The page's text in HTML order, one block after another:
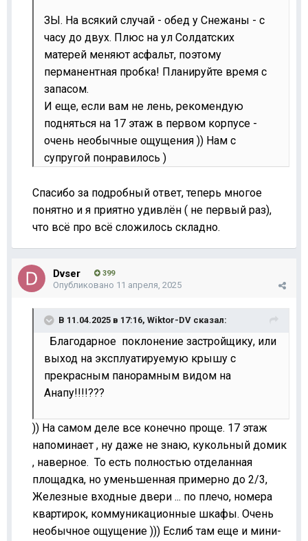
ЗЫ. На всякий случай - обед у Снежаны - с
часу до двух. Плюс на ул Солдатских
матерей меняют асфальт, поэтому
перманентная пробка! Планируйте время с
запасом.
И еще, если вам не лень, рекомендую
подняться на 17 этаж в первом корпусе -
очень необычные ощущения )) Нам с
супругой понравилось )
Спасибо за подробный ответ, теперь многое
понятно и я приятно удивлён ( не первый раз),
что всё про всё сложилось складно.
Dvser 399
Опубликовано 11 апреля, 2025
В 11.04.2025 в 17:16, Wiktor-DV сказал:
Благодарное поклонение застройщику, или
выход на эксплуатируемую крышу с
прекрасным панорамным видом на
Анапу!!!!???
)) На самом деле все конечно проще. 17 этаж
напоминает , ну даже не знаю, кукольный домик
, наверное. То есть полностью отделанная
площадка, но уменьшенная примерно до 2/3,
Железные входные двери ... по плечо, номера
квартирок, коммуникационные шкафы. Очень
необычное ощущение ))) Еслиб там еще и мини-